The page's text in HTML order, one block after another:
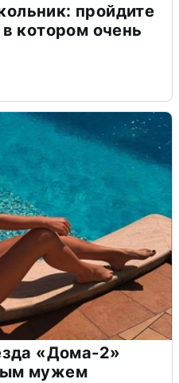
пройдите
котором очень
«Дома-2»
мужем